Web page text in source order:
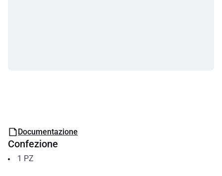
Documentazione
Confezione
1 PZ